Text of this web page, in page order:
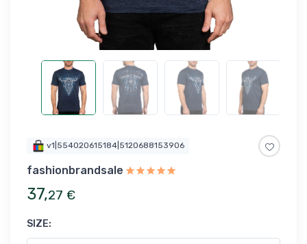
v1|554020615184|5120688153906
fashionbrandsale
37,27 €
SIZE: